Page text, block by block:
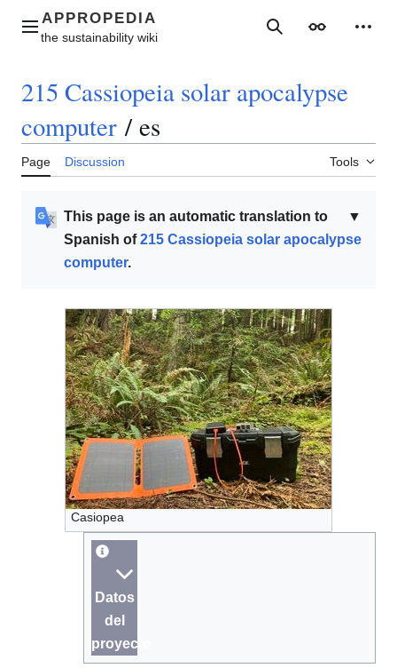
contentMain menu SearchAppearance
215 Cassiopeia solar apocalypse
computer / es
Page Discussion Tools
▼
This page is an automatic translation to
Spanish of215 Cassiopeia solar apocalypse
computer.
Casiopea
Datos
del
proyecto